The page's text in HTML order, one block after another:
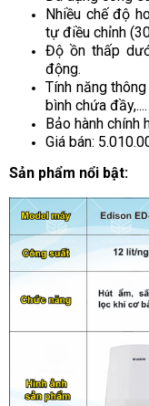
Nhiều chế độ
tự điều chỉnh
Độ ồn thấp
động.
Tính năng
bình chứa đầy,....
Bảo hành chính
Giá bán:
Sản phẩm nổi bật: